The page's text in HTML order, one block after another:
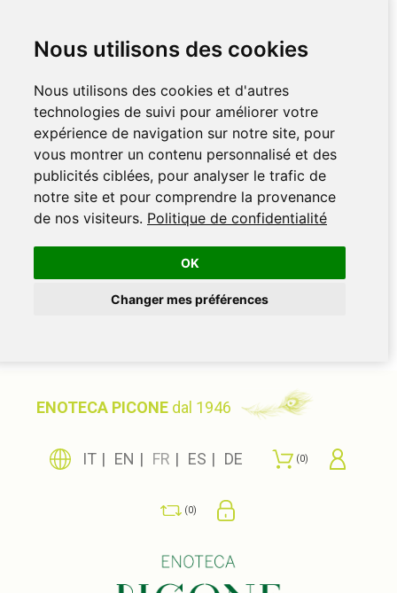
Nous utilisons des cookies
Nous utilisons des cookies et d'autres
technologies de suivi pour améliorer votre
expérience de navigation sur notre site, pour
vous montrer un contenu personnalisé et des
publicités ciblées, pour analyser le trafic de
notre site et pour comprendre la provenance
de nos visiteurs. Politique de confidentialité
OK
Changer mes préférences
ENOTECA PICONE dal 1946
IT EN FR ES DE 0
0